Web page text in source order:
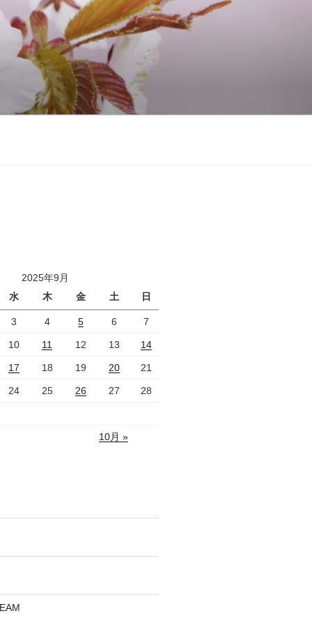
2025年9月
水
木 金 土 日
3 4 5 6 7
10 11 12 13 14
17 18 19 20 21
24 25 26 27 28
10月 »